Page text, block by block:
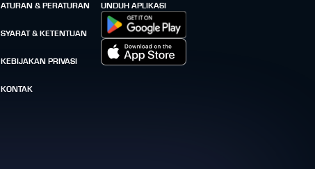
ATURAN & PERATURAN
SYARAT & KETENTUAN
KEBIJAKAN PRIVASI
KONTAK
UNDUH APLIKASI